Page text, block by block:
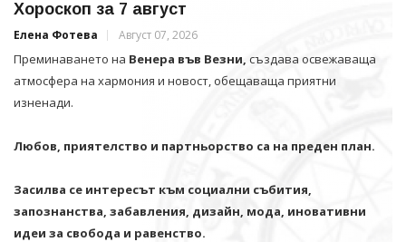
Хороскоп за 7 август
Елена Фотева Август 07, 2026
Преминаването на Венера във Везни, създава освежаваща
атмосфера на хармония и новост, обещаваща приятни
изненади.
Любов, приятелство и партньорство са на преден план.
Засилва се интересът към социални събития,
запознанства, забавления, дизайн, мода, иновативни
идеи за свобода и равенство.